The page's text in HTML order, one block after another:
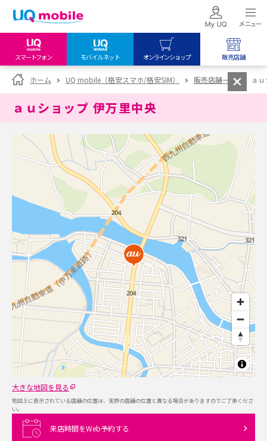
スマートフォン モバイルネット オンラインショップ 販売店舗
my UQ WiMAX
UQ WiMAX ご契約の方
My UQ mobile
UQ mobile
データチャージサイト
UQ mobile
オンラインショップ
UQ WiMAX
UQ mobile
販売店舗
UQ WiMAX
ホーム UQ mobile（格安スマホ/格安SIM） 販売店舗一覧 ａ
ａｕショップ 伊万里中央
大きな地図を見る
地図上に表示されている店舗の位置は、実際の店舗の位置と異なる場合がありますのでご了承くださ
い。
来店時間をWeb予約する